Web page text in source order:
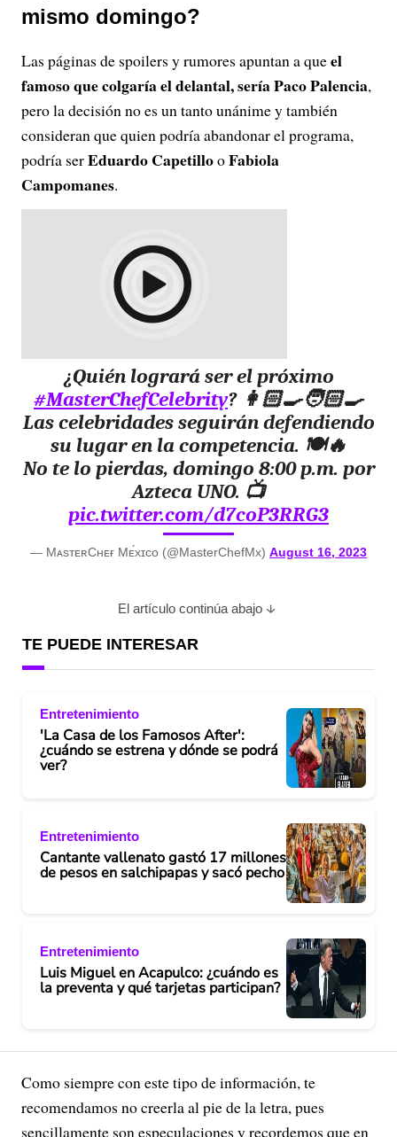
mismo domingo?
Las páginas de spoilers y rumores apuntan a queel
famoso que colgaría el delantal, sería Paco Palencia,
pero la decisión no es un tanto unánime y también
consideran que quien podría abandonar el programa,
podría serEduardo CapetillooFabiola
Campomanes.
¿Quién logrará ser el próximo
#MasterChefCelebrity? 👩🏻‍🍳🧑🏻‍🍳
Las celebridades seguirán defendiendo
su lugar en la competencia. 🍽️🔥
No te lo pierdas, domingo 8:00 p.m. por
Azteca UNO. 📺
pic.twitter.com/d7coP3RRG3
— MᴀsᴛᴇʀCʜᴇғ Mᴇ́xɪᴄᴏ (@MasterChefMx) August 16, 2023
El artículo continúa abajo
TE PUEDE INTERESAR
Entretenimiento
'La Casa de los Famosos After':
¿cuándo se estrena y dónde se podrá
ver?
Entretenimiento
Cantante vallenato gastó 17 millones
de pesos en salchipapas y sacó pecho
Entretenimiento
Luis Miguel en Acapulco: ¿cuándo es
la preventa y qué tarjetas participan?
Como siempre con este tipo de información, te
recomendamos no creerla al pie de la letra, pues
sencillamente son especulaciones y recordemos que en